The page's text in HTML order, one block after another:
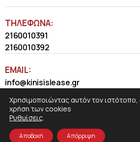
ΤΗΛΈΦΩΝΑ:
2160010391
2160010392
EMAIL:
info@kinisislease.gr
Χρησιμοποιώντας αυτόν τον ιστότοπο,
χρήση των cookies
Ρυθμίσεις.
Αποδοχή Απόρριψη